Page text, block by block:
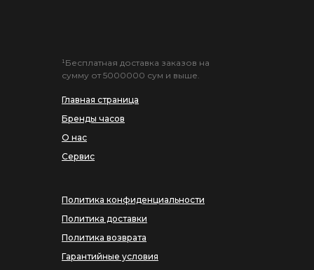
Главная страница
Бренды часов
О нас
Сервис
¹Бесплатная доставка заказов на
сумму от 5000000 сум и выше.
Политика конфиденциальности
Политика доставки
Политика возврата
Гарантийные условия